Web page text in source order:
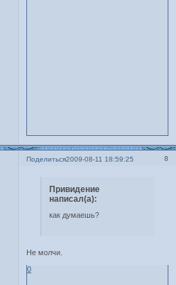
Поделиться 8
2009-08-11 18:59:25
Привидение
написал(а):
как думаешь?
Не молчи.
0